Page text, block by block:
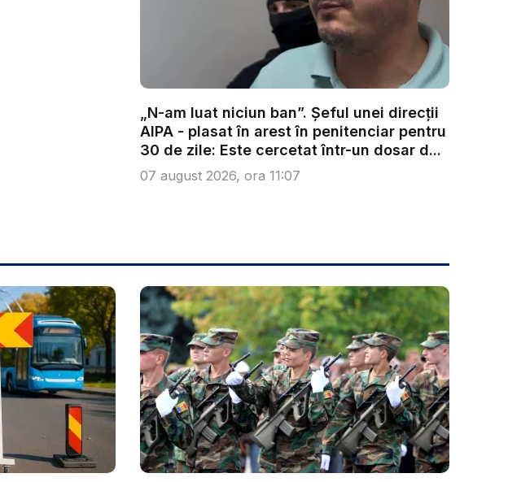
„N-am luat niciun ban”. Șeful unei direcții
AIPA - plasat în arest în penitenciar pentru
30 de zile: Este cercetat într-un dosar d...
07 august 2026, ora 11:07